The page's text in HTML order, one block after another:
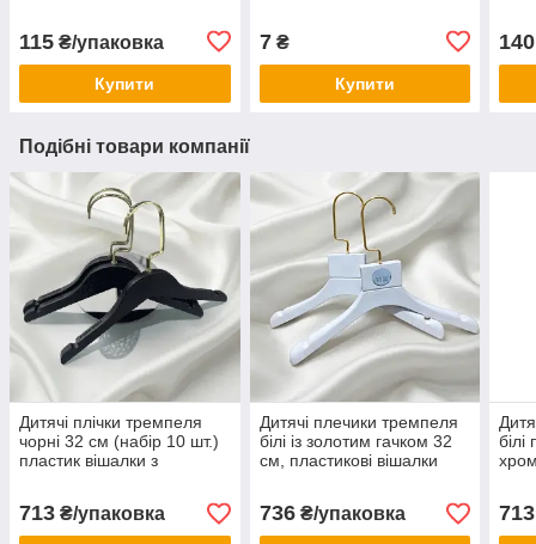
115 ₴/упаковка
Купити
7₴
Купити
140
Подібні товари компанії
Дитячі плічки тремпеля
чорні 32 см (набір 10 шт.)
пластик вішалки з
дитячого одягу в будинок і
для торгівлі
713 ₴/упаковка
Дитячі плечики тремпеля
білі із золотим гачком 32
см, пластикові вішалки
торгівлі)
736₴/упаковка
білі
713